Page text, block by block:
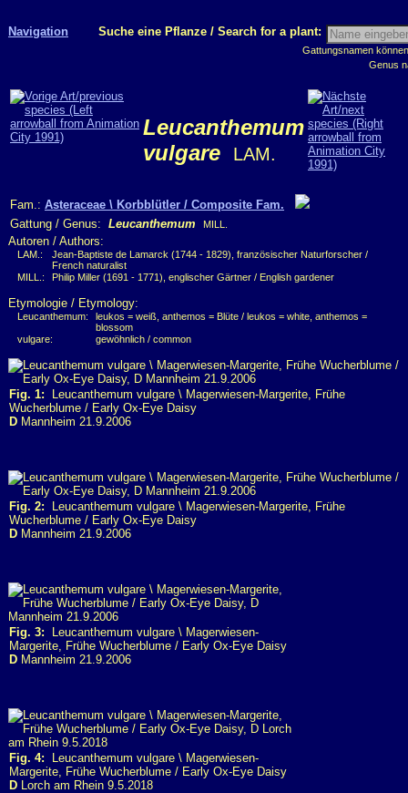
Navigation Suche eine Pflanze / Search for a plant:
Gattungsnamen
Genus
Leucanthemum
vulgare
LAM.
Fam.: Asteraceae \ Korbblütler / Composite Fam.
Gattung / Genus: Leucanthemum MILL.
Autoren / Authors:
LAM.:
Jean-Baptiste de Lamarck (1744 - 1829), französischer Naturforscher /
French naturalist
MILL.:
Philip Miller (1691 - 1771), englischer Gärtner / English gardener
Etymologie / Etymology:
Leucanthemum:
leukos = weiß, anthemos = Blüte / leukos = white, anthemos =
blossom
vulgare:
gewöhnlich / common
Fig. 1: Leucanthemum vulgare \ Magerwiesen-Margerite, Frühe
Wucherblume / Early Ox-Eye Daisy
D Mannheim 21.9.2006
Fig. 2: Leucanthemum vulgare \ Magerwiesen-Margerite, Frühe
Wucherblume / Early Ox-Eye Daisy
D Mannheim 21.9.2006
Fig. 3: Leucanthemum vulgare \ Magerwiesen-
Margerite, Frühe Wucherblume / Early Ox-Eye Daisy
D Mannheim 21.9.2006
Fig. 4: Leucanthemum vulgare \ Magerwiesen-
Margerite, Frühe Wucherblume / Early Ox-Eye Daisy
D Lorch am Rhein 9.5.2018